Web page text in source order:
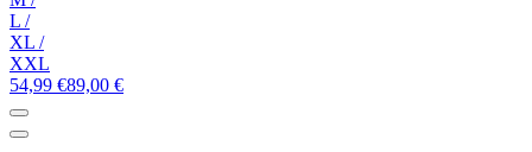
L /
XL /
XXL
54,99 €89,00 €